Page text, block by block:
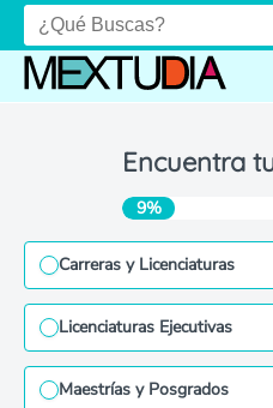
Encuentra
9%
Carreras y Licenciaturas
Licenciaturas Ejecutivas
Maestrías y Posgrados